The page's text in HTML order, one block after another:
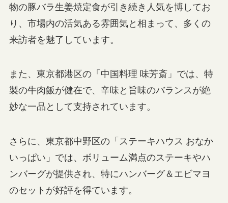
物の豚バラ生姜焼定食が引き続き人気を博してお
り、市場内の活気ある雰囲気と相まって、多くの
来訪者を魅了しています。
また、東京都港区の「中国料理 味芳斎」では、特
製の牛肉飯が健在で、辛味と旨味のバランスが絶
妙な一品として支持されています。
さらに、東京都中野区の「ステーキハウス おなか
いっぱい」では、ボリューム満点のステーキやハ
ンバーグが提供され、特にハンバーグ＆エビマヨ
のセットが好評を得ています。